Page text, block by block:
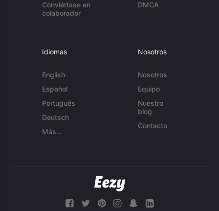
Conviértase en
colaborador
DMCA
Idiomas
English
Español
Português
Deutsch
Más...
Nosotros
Nosotros
Equipo
Nuestro
blog
Contacto